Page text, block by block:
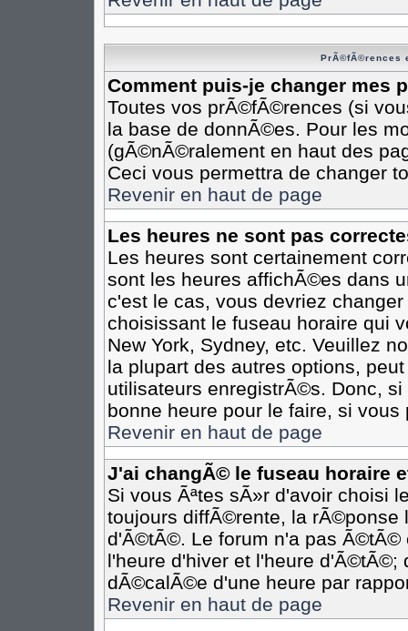
PrÃ©fÃ©rences
Comment puis-je changer mes
Toutes vos prÃ©fÃ©rences (si
la base de donnÃ©es. Pour les
(gÃ©nÃ©ralement en haut des
Ceci vous permettra de changer
Revenir en haut de page
Les heures ne sont pas
Les heures sont certainement
sont les heures affichÃ©es dans
c'est le cas, vous devriez
choisissant le fuseau horaire qui
New York, Sydney, etc. Veuillez
la plupart des autres options,
utilisateurs enregistrÃ©s. Donc,
bonne heure pour le faire, si
Revenir en haut de page
J'ai changÃ© le fuseau horaire
Si vous Ãªtes sÃ»r d'avoir choisi
toujours diffÃ©rente, la
d'Ã©tÃ©. Le forum n'a pas Ã©tÃ©
l'heure d'hiver et l'heure
dÃ©calÃ©e d'une heure par
Revenir en haut de page